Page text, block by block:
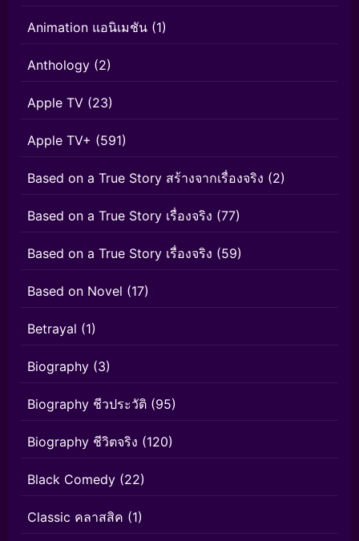
Animation แอนิเมชัน (1)
Anthology (2)
Apple TV (23)
Apple TV+ (591)
Based on a True Story สร้างจากเรื่องจริง (2)
Based on a True Story เรื่องจริง (77)
Based on a True Story เรื่องจริง (59)
Based on Novel (17)
Betrayal (1)
Biography (3)
Biography ชีวประวัติ (95)
Biography ชีวิตจริง (120)
Black Comedy (22)
Classic คลาสสิค (1)